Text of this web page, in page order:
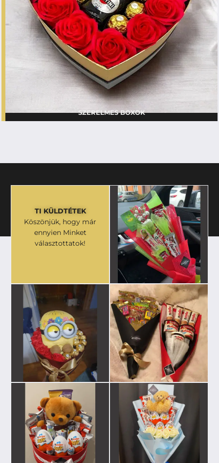
SZERELMES BOXOK
TI KÜLDTÉTEK
Köszönjük, hogy már
ennyien Minket
választottatok!